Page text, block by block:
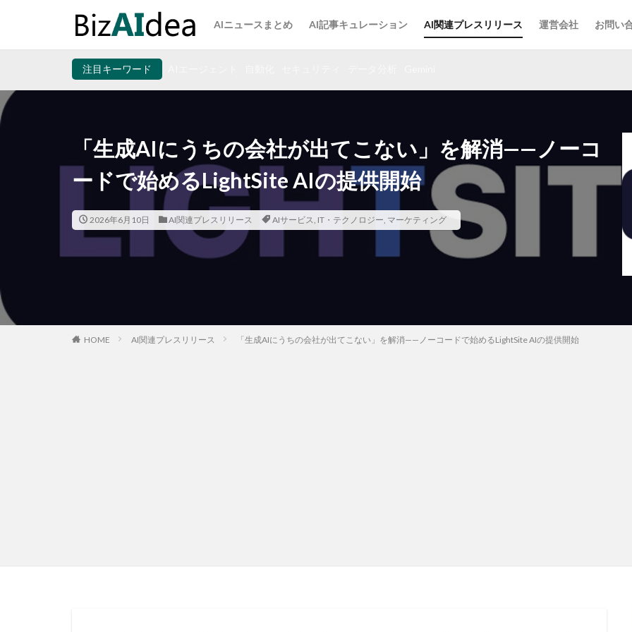
AIニュースまとめ AI記事キュレーション AI関連プレスリリース 運営会社 お問い
注目キーワード
「生成AIにうちの会社が出てこない」を解消——ノーコ
ードで始めるLightSite AIの提供開始
2026年6月10日 AI関連プレスリリース AIサービス, IT・テクノロジー, マーケティング
HOME AI関連プレスリリース 「生成AIにうちの会社が出てこない」を解消——ノーコードで始めるLightSite AIの提供開始